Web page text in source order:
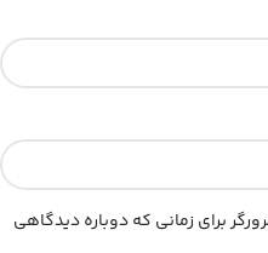
برای زمانی که دوباره دیدگاهی